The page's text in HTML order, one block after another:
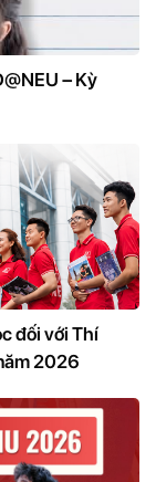
– Kỳ
đối với Thí
2026